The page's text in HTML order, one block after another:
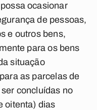
ocasionar
de pessoas,
e outros bens,
para os bens
situação
as parcelas de
concluídas no
oitenta) dias